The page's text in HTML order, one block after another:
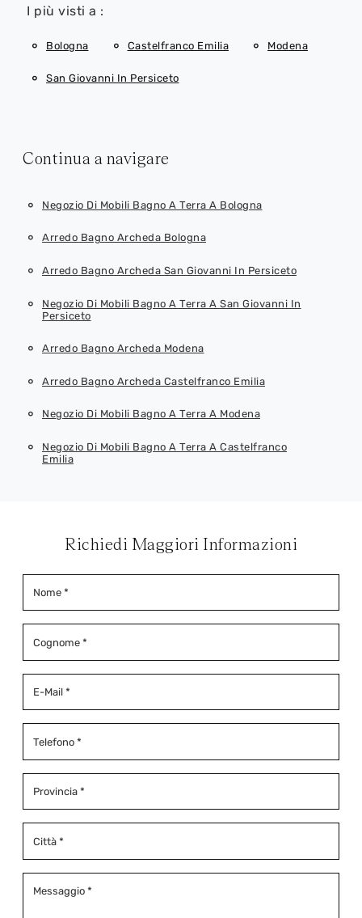
I più visti a :
Bologna Castelfranco Emilia Modena
San Giovanni In Persiceto
Continua a navigare
Negozio Di Mobili Bagno A Terra A Bologna
Arredo Bagno Archeda Bologna
Arredo Bagno Archeda San Giovanni In Persiceto
Negozio Di Mobili Bagno A Terra A San Giovanni In
Persiceto
Arredo Bagno Archeda Modena
Arredo Bagno Archeda Castelfranco Emilia
Negozio Di Mobili Bagno A Terra A Modena
Negozio Di Mobili Bagno A Terra A Castelfranco
Emilia
Richiedi Maggiori Informazioni